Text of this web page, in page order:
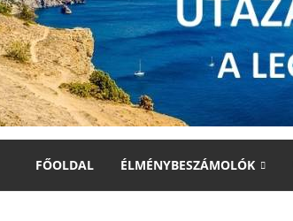
FŐOLDAL ÉLMÉNYBESZÁMOLÓK